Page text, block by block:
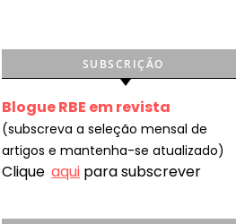
SUBSCRIÇÃO
Blogue RBE em revista
(subscreva a seleção mensal de
artigos e mantenha-se atualizado)
Clique aqui para subscrever